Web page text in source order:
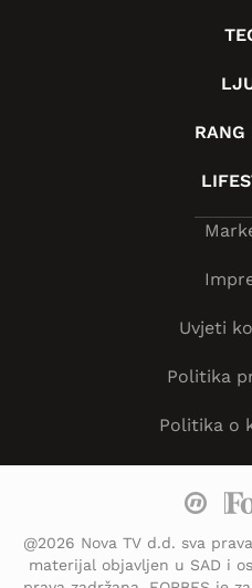
RANG
Uvjeti
Politika
Politika o
@2026 Nova TV d.d. sva
materijal objavljen u SAD i